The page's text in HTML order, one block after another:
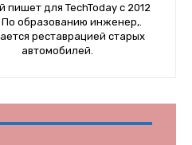
пишет для TechToday с 2012
По образованию инженер,.
реставрацией старых
автомобилей.